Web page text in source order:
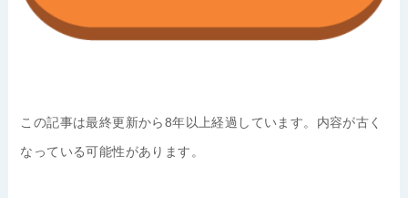
この記事は最終更新から8年以上経過しています。内容が古く
なっている可能性があります。